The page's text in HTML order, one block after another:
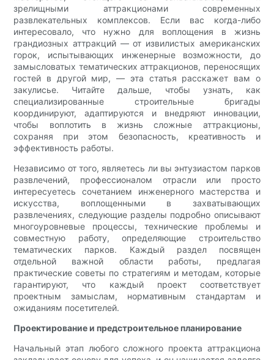
зрелищными аттракционами современных
развлекательных комплексов. Если вас когда-либо
интересовало, что нужно для воплощения в жизнь
грандиозных аттракций — от извилистых американских
горок, испытывающих инженерные возможности, до
замысловатых тематических аттракционов, переносящих
гостей в другой мир, — эта статья расскажет вам о
закулисье. Читайте дальше, чтобы узнать, как
специализированные строительные бригады
координируют, адаптируются и внедряют инновации,
чтобы воплотить в жизнь сложные аттракционы,
сохраняя при этом безопасность, креативность и
эффективность работы.
Независимо от того, являетесь ли вы энтузиастом парков
развлечений, профессионалом отрасли или просто
интересуетесь сочетанием инженерного мастерства и
искусства, воплощенными в захватывающих
развлечениях, следующие разделы подробно описывают
многоуровневые процессы, технические проблемы и
совместную работу, определяющие строительство
тематических парков. Каждый раздел посвящен
отдельной важной области работы, предлагая
практические советы по стратегиям и методам, которые
гарантируют, что каждый проект соответствует
проектным замыслам, нормативным стандартам и
ожиданиям посетителей.
Проектирование и предстроительное планирование
Начальный этап любого сложного проекта аттракциона